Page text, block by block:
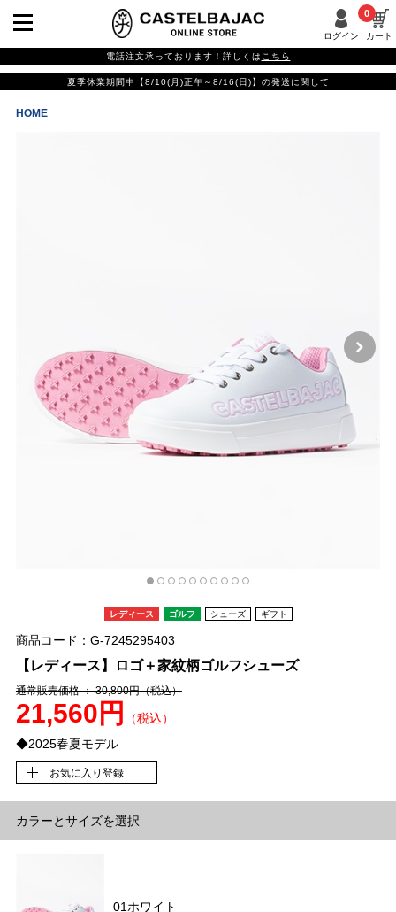
ログイン カート
0
電話注文承っております！詳しくは こちら
夏季休業期間中【8/10(月)正午～8/16(日)】の発送に関して
HOME
レディース ゴルフ シューズ ギフト
商品コード：G-7245295403
【レディース】ロゴ＋家紋柄ゴルフシューズ
通常販売価格 ： 30,800円（税込）
21,560円
（税込）
◆2025春夏モデル
お気に入り登録
カラーとサイズを選択
01ホワイト